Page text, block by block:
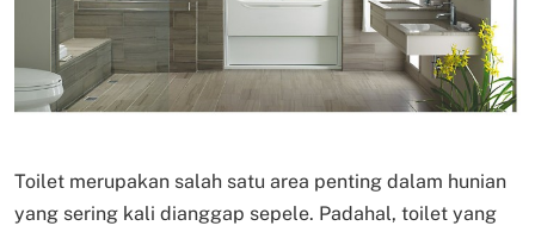
Toilet merupakan salah satu area penting dalam hunian
yang sering kali dianggap sepele. Padahal, toilet yang